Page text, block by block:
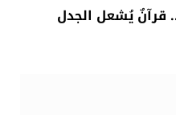
قرآنٌ يُشعل الجدل